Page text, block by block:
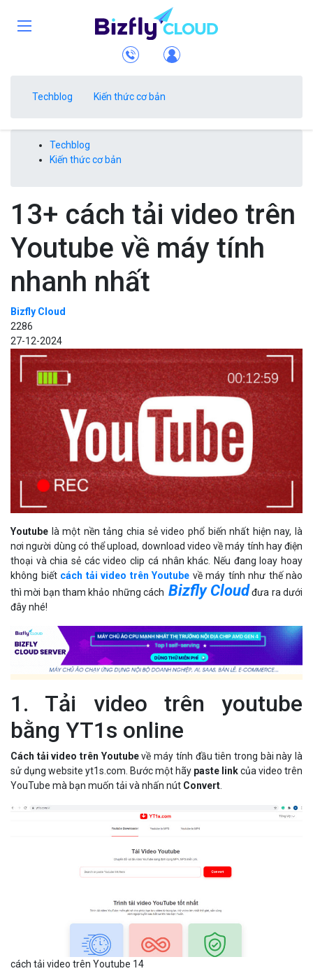
Techblog Kiến thức cơ bản
Techblog
Kiến thức cơ bản
13+ cách tải video trên
Youtube về máy tính
nhanh nhất
Bizfly Cloud
2286
27-12-2024
Youtube là một nền tảng chia sẻ video phổ biến nhất hiện nay, là
nơi người dùng có thể upload, download video về máy tính hay điện
thoại và chia sẻ các video clip cá nhân khác. Nếu đang loay hoay
không biết cách tải video trên Youtube về máy tính như thế nào
thì mời bạn tham khảo những cách Bizfly Cloud đưa ra dưới
đây nhé!
1. Tải video trên youtube
bằng YT1s online
Cách tải video trên Youtubevề máy tính đầu tiên trong bài này là
sử dụng website yt1s.com. Bước một hãy paste linkcủa video trên
YouTube mà bạn muốn tải và nhấn nút Convert.
cách tải video trên Youtube 14